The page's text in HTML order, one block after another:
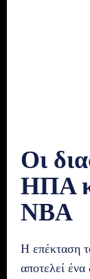
Οι
ΗΠΑ
NBA
Η επέκταση
αποτελεί